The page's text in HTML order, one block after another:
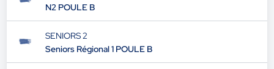
N2 POULE B
SENIORS 2
Seniors Régional 1 POULE B